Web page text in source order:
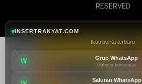
RESERVED
INSERTRAKYAT.COM
Ikuti berita terbaru
W Grup WhatsApp
Gabung komunitas
Saluran WhatsApp